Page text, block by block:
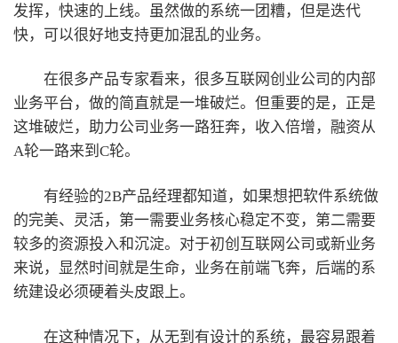
发挥，快速的上线。虽然做的系统一团糟，但是迭代
快，可以很好地支持更加混乱的业务。
在很多产品专家看来，很多互联网创业公司的内部
业务平台，做的简直就是一堆破烂。但重要的是，正是
这堆破烂，助力公司业务一路狂奔，收入倍增，融资从
A轮一路来到C轮。
有经验的2B产品经理都知道，如果想把软件系统做
的完美、灵活，第一需要业务核心稳定不变，第二需要
较多的资源投入和沉淀。对于初创互联网公司或新业务
来说，显然时间就是生命，业务在前端飞奔，后端的系
统建设必须硬着头皮跟上。
在这种情况下，从无到有设计的系统，最容易跟着